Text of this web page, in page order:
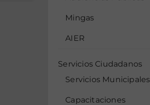
Mingas
AIER
Servicios Ciudadanos
Servicios Municipales
Capacitaciones